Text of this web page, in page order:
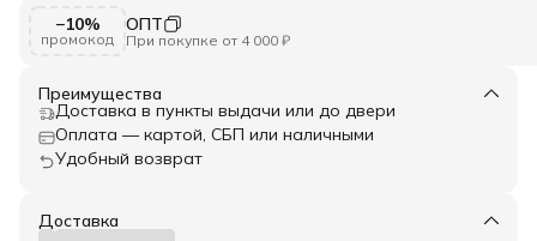
−10%
промокод
ОПТ
При покупке от 4 000 ₽
Преимущества
Доставка в пункты выдачи или до двери
Оплата — картой, СБП или наличными
Удобный возврат
Доставка